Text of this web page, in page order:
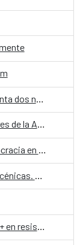
Encuentro Internacional de Comunicadores de la Amazonía
Repensar la gestión cultural para la democracia en Iberoamérica